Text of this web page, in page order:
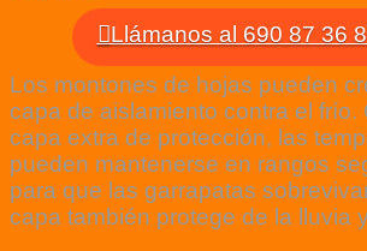
Llámanos al 690 87 36
Los montones de hojas pueden
capa de aislamiento contra el frío.
capa extra de protección, las
pueden mantenerse en rangos
para que las garrapatas
capa también protege de la lluvia